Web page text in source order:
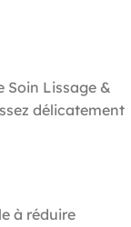
Soin Lissage &
délicatement
à réduire